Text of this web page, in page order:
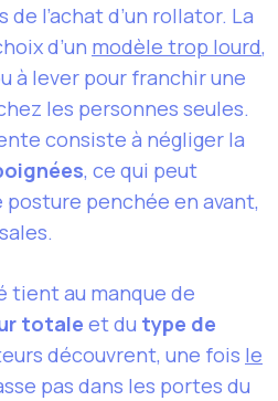
l’achat d’un rollator. La
d’un modèle trop lourd,
à lever pour franchir une
les personnes seules.
consiste à négliger la
, ce qui peut
penchée en avant,
tient au manque de
totale et du type de
découvrent, une fois le
pas dans les portes du